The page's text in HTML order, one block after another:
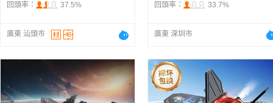
回頭率：
37.5%
廣東 汕頭市
回頭率：
33.7%
廣東 深圳市